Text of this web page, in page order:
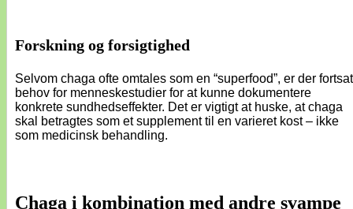
Forskning og forsigtighed
Selvom chaga ofte omtales som en “superfood”, er der fortsat
behov for menneskestudier for at kunne dokumentere
konkrete sundhedseffekter. Det er vigtigt at huske, at chaga
skal betragtes som et supplement til en varieret kost – ikke
som medicinsk behandling.
Chaga i kombination med andre svampe